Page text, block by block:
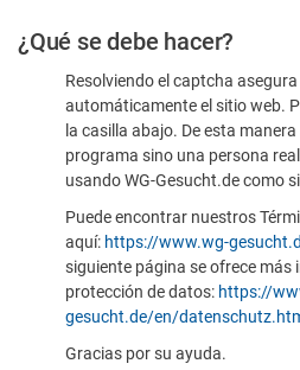
¿Qué se debe hacer?
Resolviendo el captcha
automáticamente el sitio web.
la casilla abajo. De esta
programa sino una persona
usando WG-Gesucht.de como
Puede encontrar nuestros
aquí: https://www.wg-
siguiente página se ofrece más
protección de datos: https://
gesucht.de/en/
Gracias por su ayuda.